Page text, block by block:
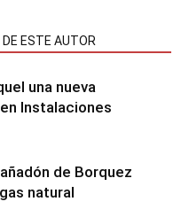
DE ESTE AUTOR
una nueva
Instalaciones
de Borquez
natural